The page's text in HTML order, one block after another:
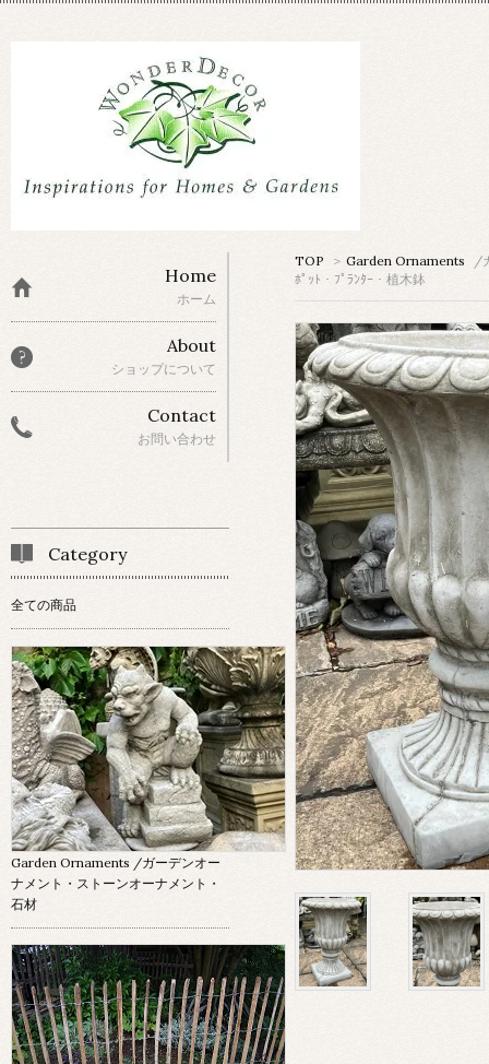
TOP > Garden Ornaments
/
ﾎﾟｯﾄ・ﾌﾟﾗﾝﾀｰ・植木鉢
Home
ホーム
About
ショップについて
Contact
お問い合わせ
Category
全ての商品
Garden Ornaments /ガーデンオー
ナメント・ストーンオーナメント・
石材